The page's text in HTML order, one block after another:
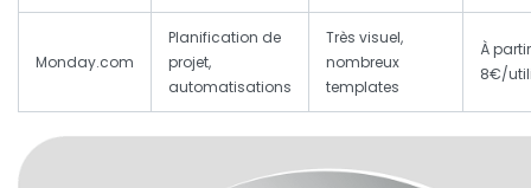
Monday.com
Planification de
projet,
automatisations
Très visuel,
nombreux
templates
À
8€/